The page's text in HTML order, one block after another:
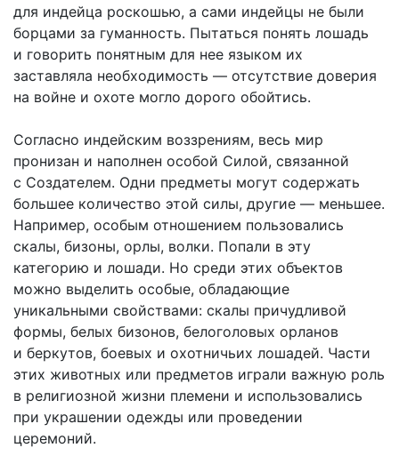
для индейца роскошью, а сами индейцы не были
борцами за гуманность. Пытаться понять лошадь
и говорить понятным для нее языком их
заставляла необходимость — отсутствие доверия
на войне и охоте могло дорого обойтись.
Согласно индейским воззрениям, весь мир
пронизан и наполнен особой Силой, связанной
с Создателем. Одни предметы могут содержать
большее количество этой силы, другие — меньшее.
Например, особым отношением пользовались
скалы, бизоны, орлы, волки. Попали в эту
категорию и лошади. Но среди этих объектов
можно выделить особые, обладающие
уникальными свойствами: скалы причудливой
формы, белых бизонов, белоголовых орланов
и беркутов, боевых и охотничьих лошадей. Части
этих животных или предметов играли важную роль
в религиозной жизни племени и использовались
при украшении одежды или проведении
церемоний.